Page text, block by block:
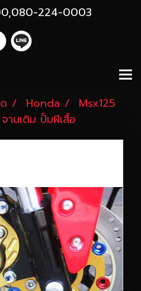
224-0003
Honda
Msx125
านเดิม ปั้มผีเสื้อ